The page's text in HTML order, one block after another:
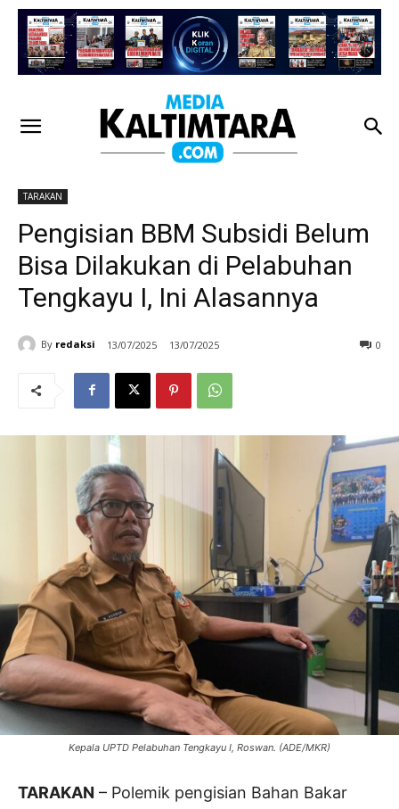
TARAKAN
Pengisian BBM Subsidi Belum
Bisa Dilakukan di Pelabuhan
Tengkayu I, Ini Alasannya
By redaksi 13/07/2025 13/07/2025 0
Kepala UPTD Pelabuhan Tengkayu I, Roswan. (ADE/MKR)
TARAKAN – Polemik pengisian Bahan Bakar